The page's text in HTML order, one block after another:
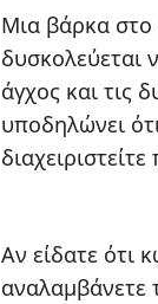
Μια βάρκα στο
δυσκολεύεται
άγχος και τις
υποδηλώνει
Αν είδατε ότι
αναλαμβάνετε